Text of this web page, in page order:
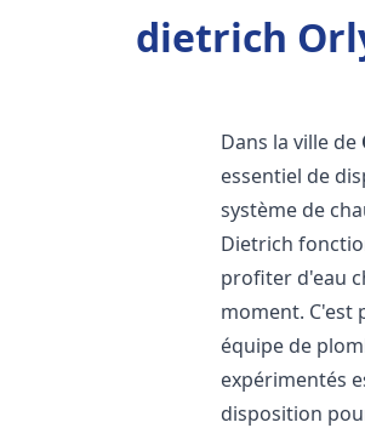
dietrich
Dans la ville de
essentiel de
système de
Dietrich
profiter d'eau
moment. C'est
équipe de
expérimentés
disposition